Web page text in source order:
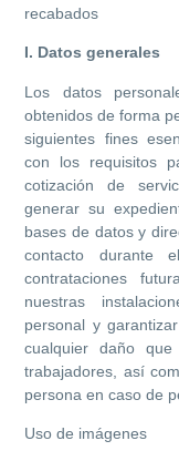
recabados
I. Datos generales
Los datos
obtenidos de forma
siguientes fines
con los requisitos
cotización de
generar su
bases de datos y
contacto durante
contrataciones
nuestras
personal y
cualquier daño
trabajadores, así
persona en caso de
Uso de imágenes